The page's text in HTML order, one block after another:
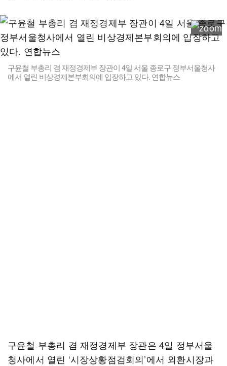
구윤철 부총리 겸 재정경제부 장관이 4일 서울 종로구 정부서울청사
에서 열린 비상경제본부회의에 입장하고 있다. 연합뉴스
구윤철 부총리 겸 재정경제부 장관은 4일 정부서울
청사에서 열린 ‘시장상황점검회의’에서 외환시장과